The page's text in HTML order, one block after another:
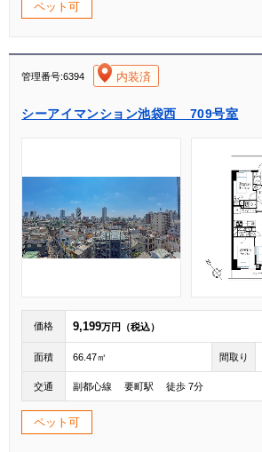
ペット可
管理番号:6394 内装済
シーアイマンション池袋西 709号室
価格 9,199万円（税込）
面積 66.47㎡ 間取り
交通 副都心線 要町駅 徒歩 7分
ペット可
[004]